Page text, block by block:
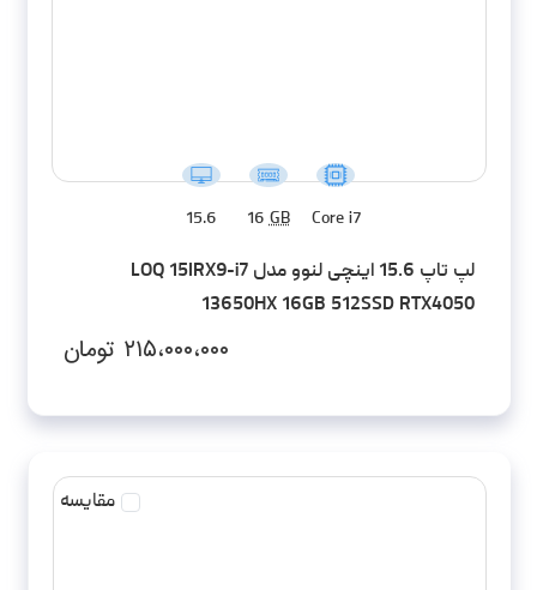
Core i7
16 GB
15.6
لپ تاپ 15.6 اینچی لنوو مدل LOQ 15IRX9-i7
13650HX 16GB 512SSD RTX4050
۲۱۵،۰۰۰،۰۰۰ تومان
مقایسه